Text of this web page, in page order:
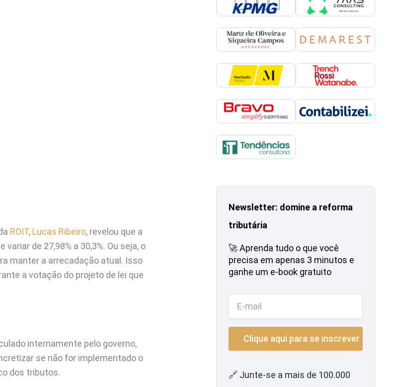
ROIT, Lucas Ribeiro, revelou que a
de 27,98% a 30,3%. Ou seja, o
manter a arrecadação atual. Isso
a votação do projeto de lei que
internamente pelo governo,
se não for implementado o
dos tributos.
Newsletter: domine a reforma
tributária
🚀 Aprenda tudo o que você
precisa em apenas 3 minutos e
ganhe um e-book gratuito
🔗 Junte-se a mais de 100.000